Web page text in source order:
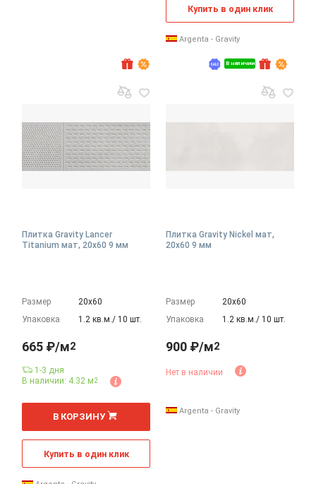
В наличии
Купить в один клик
Argenta - Gravity
Плитка Gravity Lancer
Titanium мат, 20x60 9 мм
Размер
20х60
Упаковка
1.2 кв.м./ 10 шт.
665 ₽/м2
1-3 дня
В наличии: 4.32 м2
м
В КОРЗИНУ
Купить в один клик
Плитка Gravity Nickel мат,
20x60 9 мм
Размер
20х60
Упаковка
1.2 кв.м./ 10 шт.
900 ₽/м2
Нет в наличии
Argenta - Gravity